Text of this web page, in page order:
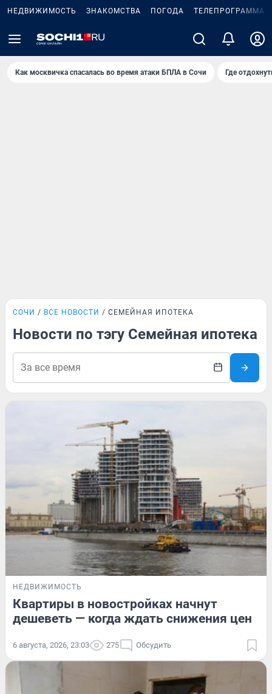
НЕДВИЖИМОСТЬ ЗНАКОМСТВА ПОГОДА ТЕЛЕПРОГРАММА
Как москвичка спасалась во время атаки БПЛА в Сочи Где
СОЧИ ВСЕ НОВОСТИ СЕМЕЙНАЯ ИПОТЕКА
Новости по тэгу Семейная ипотека
НЕДВИЖИМОСТЬ
Квартиры в новостройках начнут
дешеветь — когда ждать снижения цен
6 августа, 2026, 23:03 275 Обсудить